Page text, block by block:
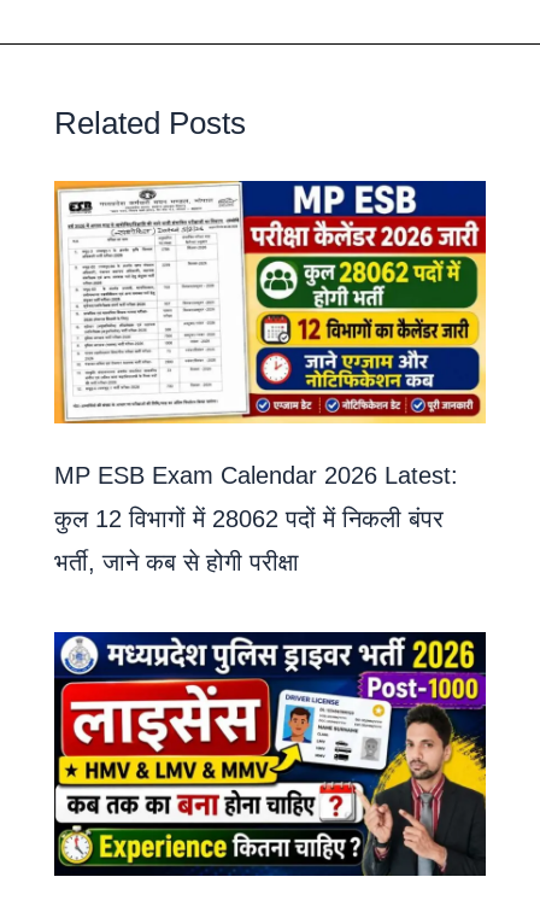
Related Posts
MP ESB Exam Calendar 2026 Latest:
कुल 12 विभागों में 28062 पदों में निकली बंपर
भर्ती, जाने कब से होगी परीक्षा